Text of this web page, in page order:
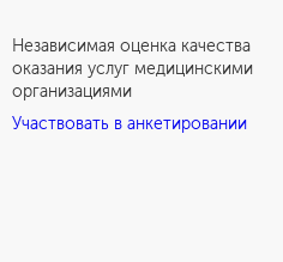
Независимая оценка качества
оказания услуг медицинскими
организациями
Участвовать в анкетировании